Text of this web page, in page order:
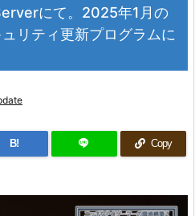
にて。2025年1月の
リティ更新プログラムに
B! Copy